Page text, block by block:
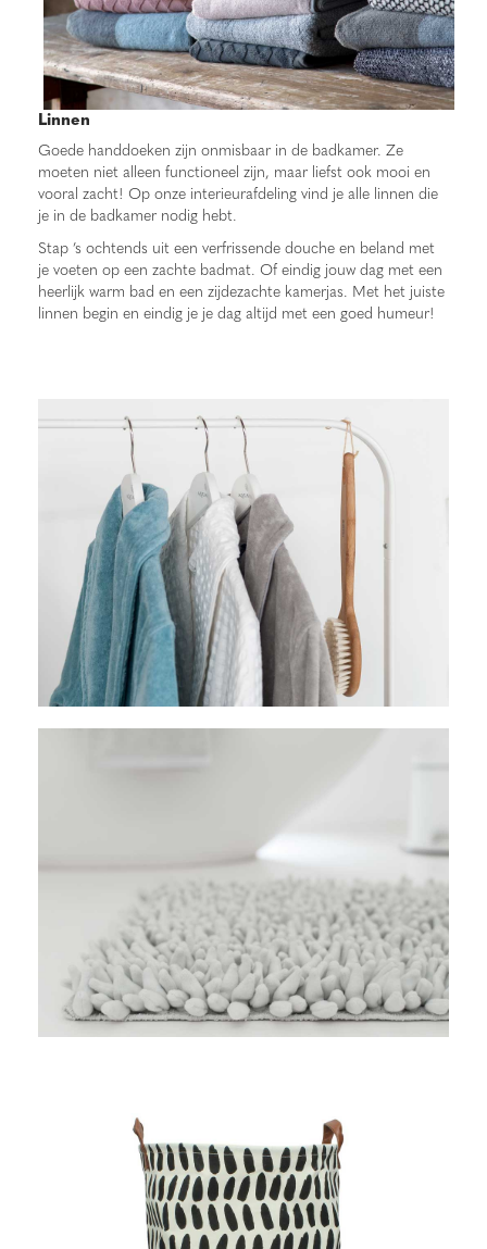
Linnen
Goede handdoeken zijn onmisbaar in de badkamer. Ze
moeten niet alleen functioneel zijn, maar liefst ook mooi en
vooral zacht! Op onze interieurafdeling vind je alle linnen die
je in de badkamer nodig hebt.
Stap ’s ochtends uit een verfrissende douche en beland met
je voeten op een zachte badmat. Of eindig jouw dag met een
heerlijk warm bad en een zijdezachte kamerjas. Met het juiste
linnen begin en eindig je je dag altijd met een goed humeur!